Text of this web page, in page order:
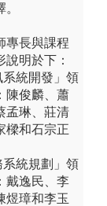
專長與課程
說明於下：
系統開發」領
陳俊麟、蕭
孟琳、莊清
樑和石宗正
系統規劃」領
戴逸民、李
煜璋和李玉